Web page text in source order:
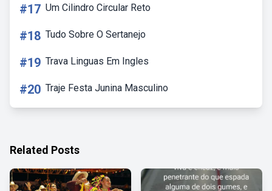
#17 Um Cilindro Circular Reto
#18 Tudo Sobre O Sertanejo
#19 Trava Linguas Em Ingles
#20 Traje Festa Junina Masculino
Related Posts